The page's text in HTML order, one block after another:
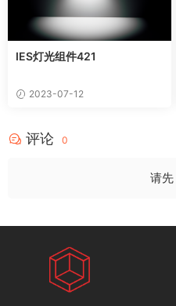
IES灯光组件421
2023-07-12
评论 0
请先